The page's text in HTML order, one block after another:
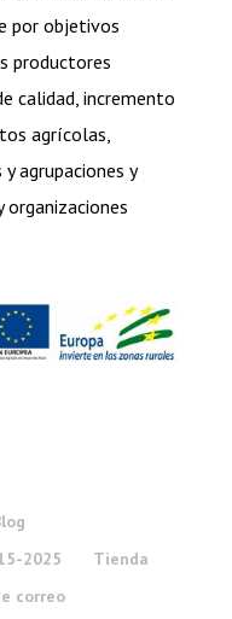
por objetivos
productores
calidad, incremento
agrícolas,
agrupaciones y
organizaciones
2025
Tienda
correo